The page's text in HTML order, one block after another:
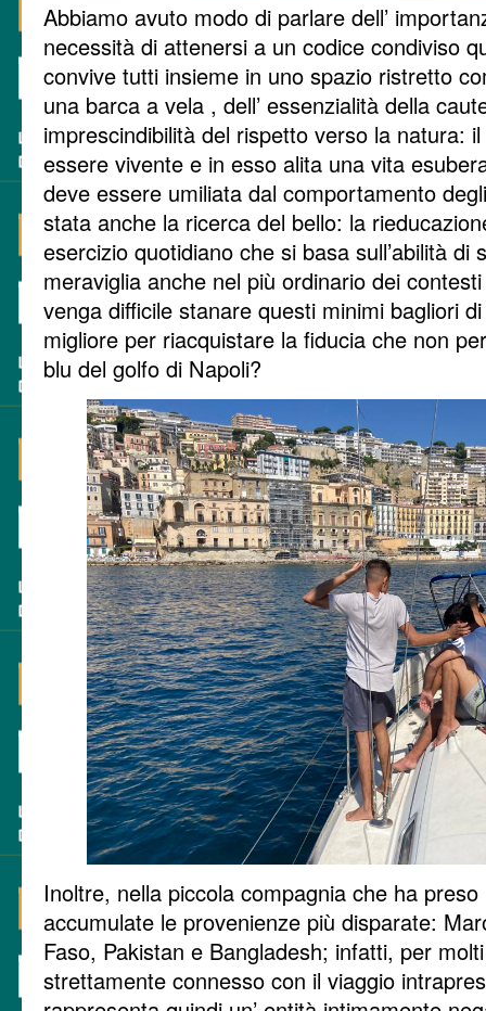
Abbiamo avuto modo di parlare dell’
necessità di attenersi a un codice condiviso
convive tutti insieme in uno spazio ristretto
una barca a vela , dell’ essenzialità della
imprescindibilità del rispetto verso la natura:
essere vivente e in esso alita una vita
deve essere umiliata dal comportamento
stata anche la ricerca del bello: la
esercizio quotidiano che si basa sull’abilità di
meraviglia anche nel più ordinario dei
venga difficile stanare questi minimi bagliori
migliore per riacquistare la fiducia che non
blu del golfo di Napoli?
Inoltre, nella piccola compagnia che ha
accumulate le provenienze più disparate:
Faso, Pakistan e Bangladesh; infatti, per
strettamente connesso con il viaggio